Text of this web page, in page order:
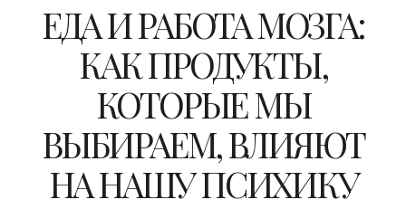
ЕДА И РАБОТА МОЗГА:
КАК ПРОДУКТЫ,
КОТОРЫЕ МЫ
ВЫБИРАЕМ, ВЛИЯЮТ
НА НАШУ ПСИХИКУ